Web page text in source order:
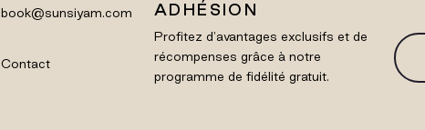
book@sunsiyam.com
Contact
ADHÉSION
Profitez d'avantages exclusifs et de
récompenses grâce à notre
programme de fidélité gratuit.